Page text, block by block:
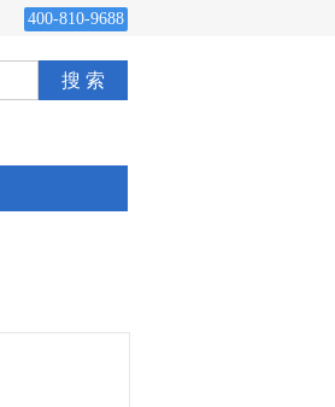
400-810-9688
搜 索